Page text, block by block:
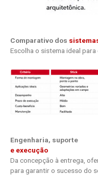
Comparativo dos
Escolha o sistema ideal
Engenharia, suporte
e execução
Da concepção à entrega,
para garantir o sucesso do